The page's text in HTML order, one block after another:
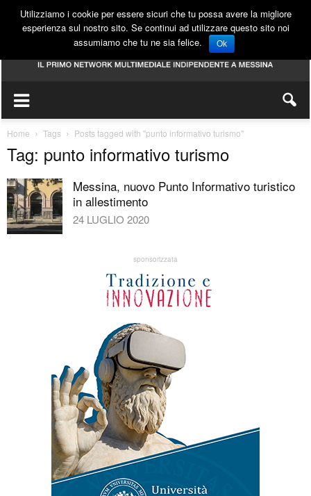
Home Tags Posts tagged with "punto informativo turismo"
Tag: punto informativo turismo
Messina, nuovo Punto Informativo turistico
in allestimento
24 LUGLIO 2020
sponsorizzata
Utilizziamo i cookie per essere sicuri che tu possa avere la migliore
esperienza sul nostro sito. Se continui ad utilizzare questo sito noi
assumiamo che tu ne sia felice.
Ok